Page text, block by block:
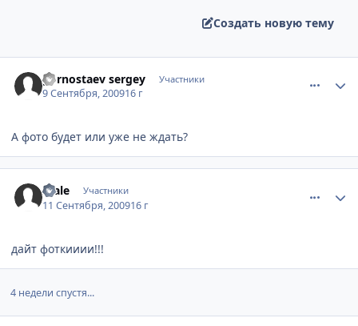
Создать новую тему
gornostaev sergey Участники
9 Сентября, 200916 г
А фото будет или уже не ждать?
scale Участники
11 Сентября, 200916 г
дайт фоткииии!!!
4 недели спустя...